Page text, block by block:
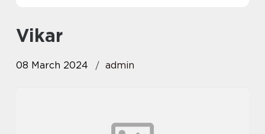
vikar
08 March 2024 admin